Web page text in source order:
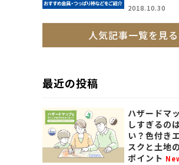
2018.10.30
人気記事一覧を見る
最近の投稿
ハザードマ
しすぎるの
い？色付き
スクと土地
ポイント